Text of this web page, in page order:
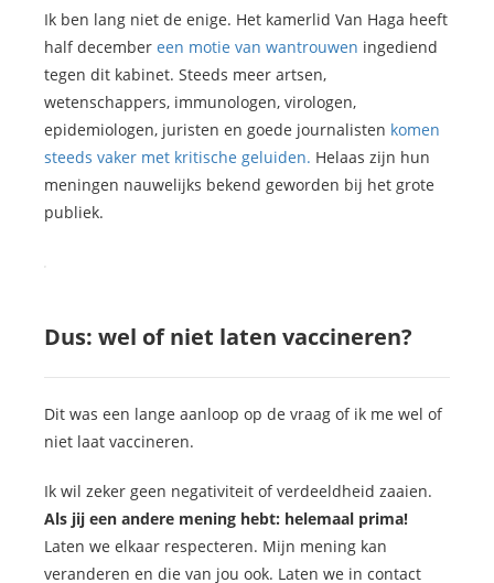
Ik ben lang niet de enige. Het kamerlid Van Haga heeft
half december een motie van wantrouwen ingediend
tegen dit kabinet. Steeds meer artsen,
wetenschappers, immunologen, virologen,
epidemiologen, juristen en goede journalisten komen
steeds vaker met kritische geluiden. Helaas zijn hun
meningen nauwelijks bekend geworden bij het grote
publiek.
Dus: wel of niet laten vaccineren?
Dit was een lange aanloop op de vraag of ik me wel of
niet laat vaccineren.
Ik wil zeker geen negativiteit of verdeeldheid zaaien.
Als jij een andere mening hebt: helemaal prima!
Laten we elkaar respecteren. Mijn mening kan
veranderen en die van jou ook. Laten we in contact